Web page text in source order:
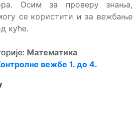
Осим за проверу знања,
се користити и за вежбање
куће.
Математика
вежбе 1. до 4.